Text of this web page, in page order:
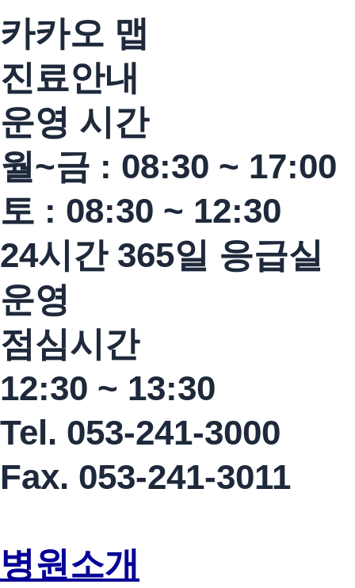
카카오 맵
진료안내
운영 시간
월~금 : 08:30 ~ 17:00
토 : 08:30 ~ 12:30
24시간 365일 응급실
운영
점심시간
12:30 ~ 13:30
Tel. 053-241-3000
Fax. 053-241-3011
병원소개